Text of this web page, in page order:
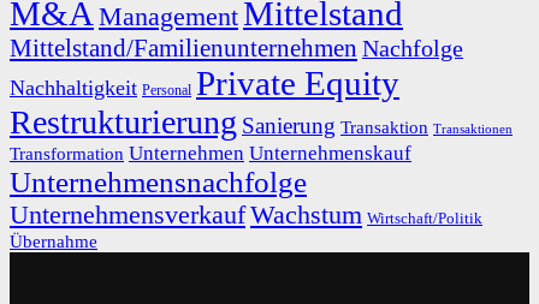
M&A ManagementMittelstand
Mittelstand/Familienunternehmen Nachfolge
Nachhaltigkeit Personal Private Equity
Restrukturierung Sanierung Transaktion Transaktionen
Transformation Unternehmen Unternehmenskauf
Unternehmensnachfolge
UnternehmensverkaufWachstum Wirtschaft/Politik
Übernahme